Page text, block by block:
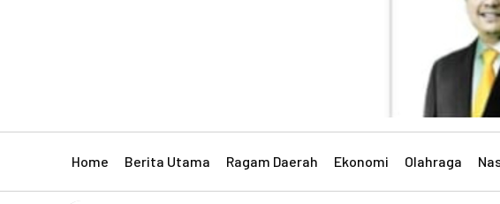
Home Berita Utama Ragam Daerah Ekonomi Olahraga